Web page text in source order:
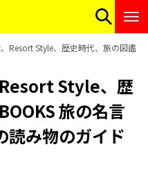
Resort Style、歴史時代、旅の図鑑
Style、歴
旅の名言
読み物のガイド